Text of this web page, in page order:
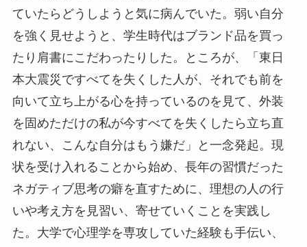
ていたらどうしようと気に病んでいた。弱い自分
を強く見せようと、学生時代はブランド品を買っ
たり肩書にこだわったりした。ところが、「東日
本大震災ですべてを失くした人が、それでも前を
向いて立ち上がる心を持っているのを見て、外装
を固めただけの私が今すべてを失くしたら立ち直
れない、こんな自分はもう嫌だ」と一念発起。現
状を受け入れることから始め、長年の習慣だった
ネガティブ思考の癖を直すために、理想の人の行
いや考え方を見習い、寄せていくことを実践し
た。大学で心理学を専攻していた経験も手伝い、